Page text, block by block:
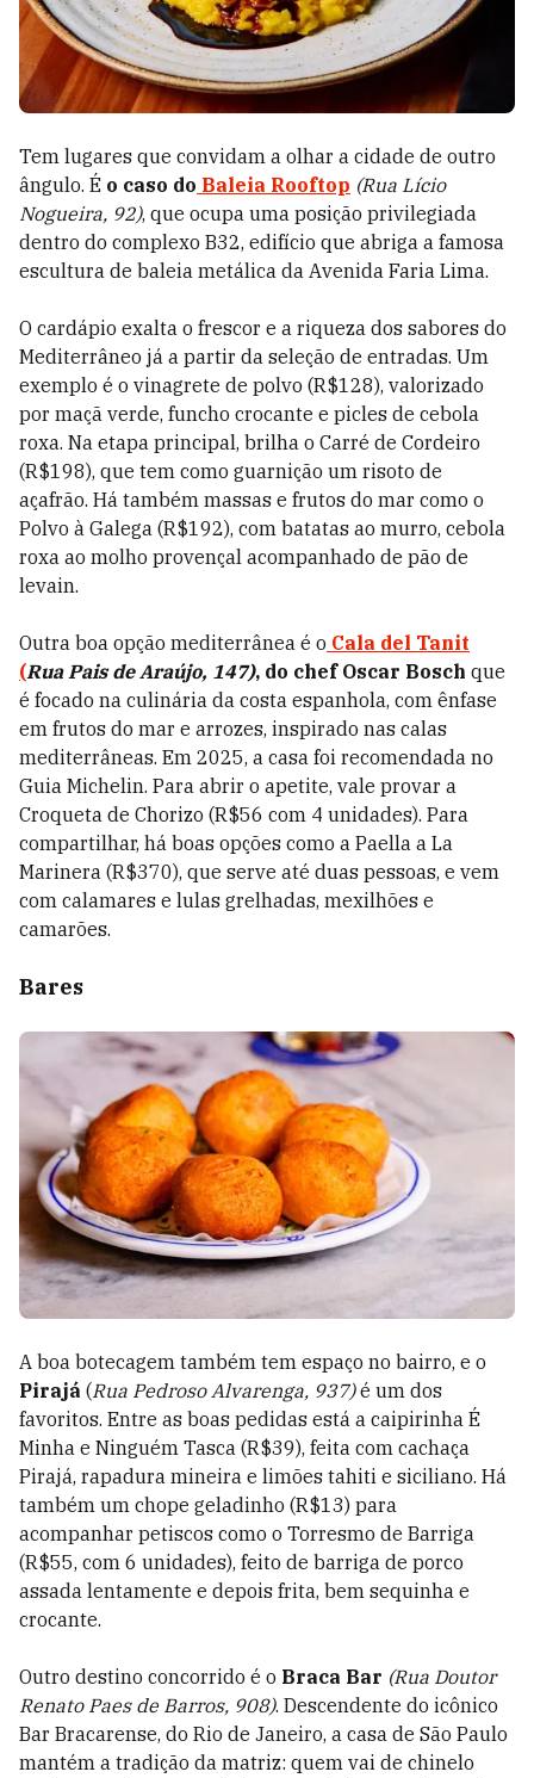
Tem lugares que convidam a olhar a cidade de outro
ângulo. É o caso do Baleia Rooftop (Rua Lício
Nogueira, 92), que ocupa uma posição privilegiada
dentro do complexo B32, edifício que abriga a famosa
escultura de baleia metálica da Avenida Faria Lima.
O cardápio exalta o frescor e a riqueza dos sabores do
Mediterrâneo já a partir da seleção de entradas. Um
exemplo é o vinagrete de polvo (R$128), valorizado
por maçã verde, funcho crocante e picles de cebola
roxa. Na etapa principal, brilha o Carré de Cordeiro
(R$198), que tem como guarnição um risoto de
açafrão. Há também massas e frutos do mar como o
Polvo à Galega (R$192), com batatas ao murro, cebola
roxa ao molho provençal acompanhado de pão de
levain.
Outra boa opção mediterrânea é o Cala del Tanit
(Rua Pais de Araújo, 147), do chef Oscar Bosch que
é focado na culinária da costa espanhola, com ênfase
em frutos do mar e arrozes, inspirado nas calas
mediterrâneas. Em 2025, a casa foi recomendada no
Guia Michelin. Para abrir o apetite, vale provar a
Croqueta de Chorizo (R$56 com 4 unidades). Para
compartilhar, há boas opções como a Paella a La
Marinera (R$370), que serve até duas pessoas, e vem
com calamares e lulas grelhadas, mexilhões e
camarões.
Bares
A boa botecagem também tem espaço no bairro, e o
Pirajá (Rua Pedroso Alvarenga, 937)é um dos
favoritos. Entre as boas pedidas está a caipirinha É
Minha e Ninguém Tasca (R$39), feita com cachaça
Pirajá, rapadura mineira e limões tahiti e siciliano. Há
também um chope geladinho (R$13) para
acompanhar petiscos como o Torresmo de Barriga
(R$55, com 6 unidades), feito de barriga de porco
assada lentamente e depois frita, bem sequinha e
crocante.
Outro destino concorrido é o Braca Bar (Rua Doutor
Renato Paes de Barros, 908). Descendente do icônico
Bar Bracarense, do Rio de Janeiro, a casa de São Paulo
mantém a tradição da matriz: quem vai de chinelo